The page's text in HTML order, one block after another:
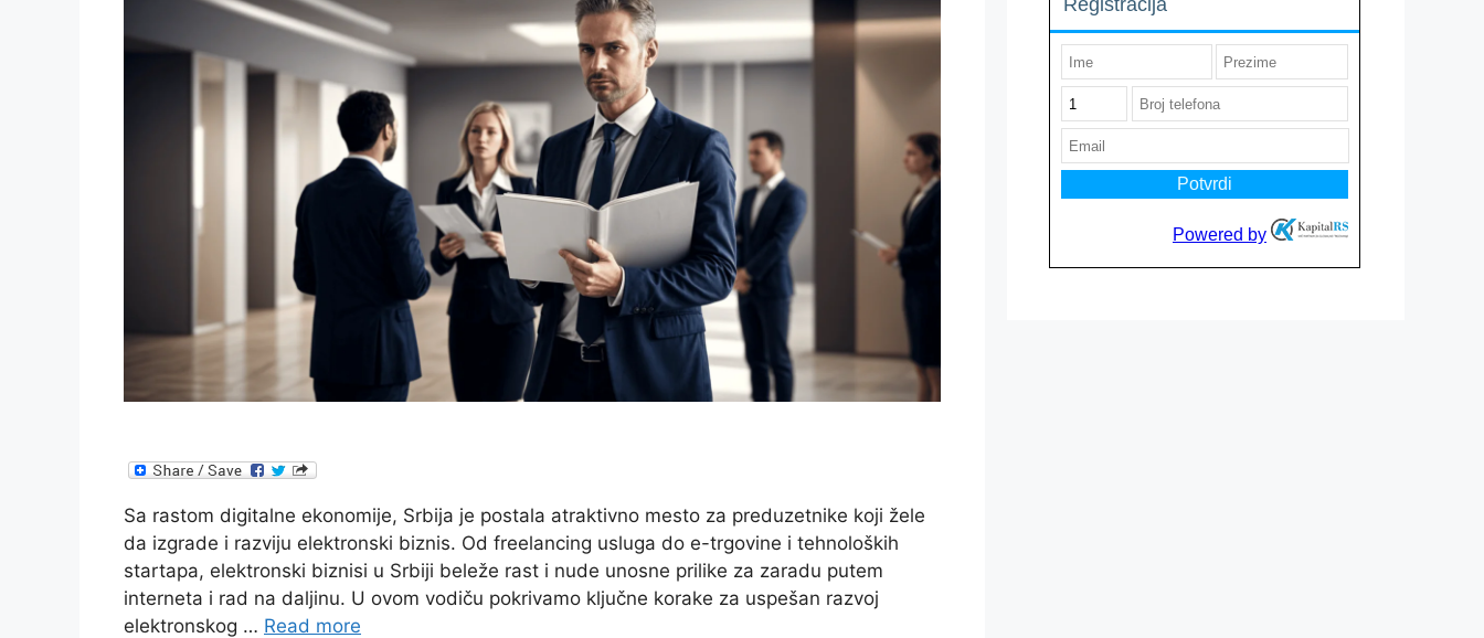
Sa rastom digitalne ekonomije, Srbija je postala atraktivno mesto za preduzetnike koji žele
da izgrade i razviju elektronski biznis. Od freelancing usluga do e-trgovine i tehnoloških
startapa, elektronski biznisi u Srbiji beleže rast i nude unosne prilike za zaradu putem
interneta i rad na daljinu. U ovom vodiču pokrivamo ključne korake za uspešan razvoj
elektronskog … Read more